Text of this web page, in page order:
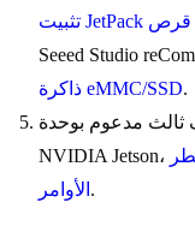
ذاكرة eMMC/SSD.
ثالث مدعوم بوحدة
الأوامر .